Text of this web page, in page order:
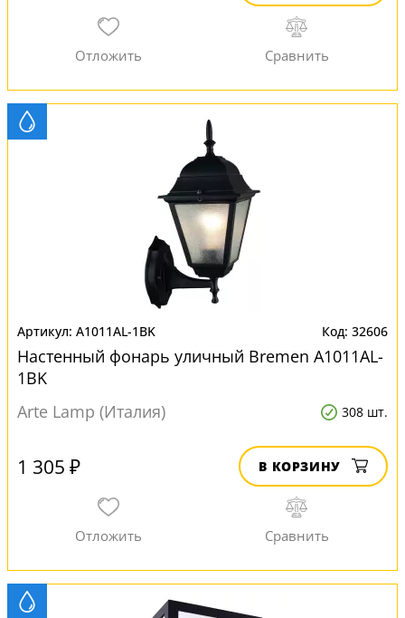
A1011AL-1BK 32606
Настенный фонарь уличный Bremen A1011AL-
1BK
Arte Lamp (Италия)
308 шт.
1 305 ₽ В КОРЗИНУ